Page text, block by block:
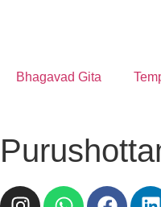
Bhagavad Gita